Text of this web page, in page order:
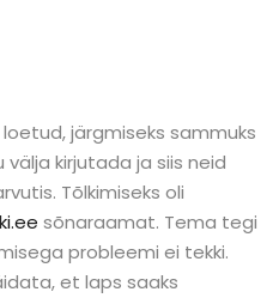
järgmiseks sammuks
kirjutada ja siis neid
Tõlkimiseks oli
sõnaraamat. Tema tegi
probleemi ei tekki.
et laps saaks